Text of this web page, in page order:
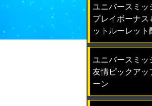
ユニバースミッ
プレイボーナ
ットルーレット
ユニバースミッ
友情ピックアッ
ーン